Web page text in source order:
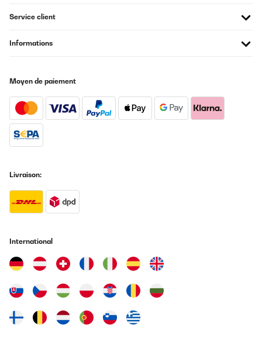
Service client
Informations
Moyen de paiement
Livraison:
International